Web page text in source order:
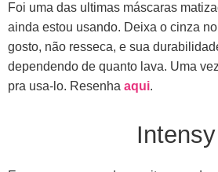
Foi uma das ultimas máscaras
ainda estou usando. Deixa o cinza
gosto, não resseca, e sua
dependendo de quanto lava. Uma
pra usa-lo. Resenha aqui.
Intensy